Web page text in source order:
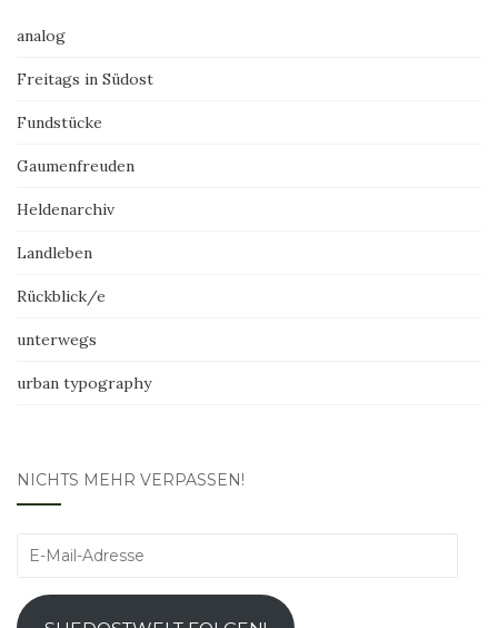
analog
Freitags in Südost
Fundstücke
Gaumenfreuden
Heldenarchiv
Landleben
Rückblick/e
unterwegs
urban typography
NICHTS MEHR VERPASSEN!
E-
Adresse